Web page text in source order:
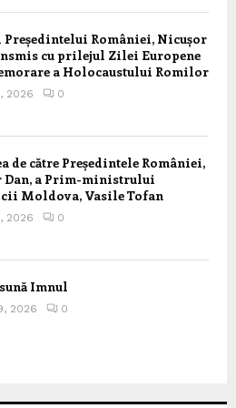
Președintelui României, Nicușor
cu prilejul Zilei Europene
a Holocaustului Romilor
2026 0
de către Președintele României,
Dan, a Prim-ministrului
Moldova, Vasile Tofan
2026 0
Imnul
2026 0